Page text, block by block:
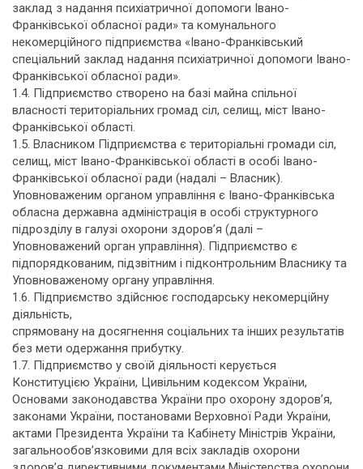
заклад з надання психіатричної допомоги Івано-
Франківської обласної ради» та комунального
некомерційного підприємства «Івано-Франківський
спеціальний заклад надання психіатричної допомоги Івано-
Франківської обласної ради».
1.4. Підприємство створено на базі майна спільної
власності територіальних громад сіл, селищ, міст Івано-
Франківської області.
1.5. Власником Підприємства є територіальні громади сіл,
селищ, міст Івано-Франківської області в особі Івано-
Франківської обласної ради (надалі – Власник).
Уповноваженим органом управління є Івано-Франківська
обласна державна адміністрація в особі структурного
підрозділу в галузі охорони здоров’я (далі –
Уповноважений орган управління). Підприємство є
підпорядкованим, підзвітним і підконтрольним Власнику та
Уповноваженому органу управління.
1.6. Підприємство здійснює господарську некомерційну
діяльність,
спрямовану на досягнення соціальних та інших результатів
без мети одержання прибутку.
1.7. Підприємство у своїй діяльності керується
Конституцією України, Цивільним кодексом України,
Основами законодавства України про охорону здоров’я,
законами України, постановами Верховної Ради України,
актами Президента України та Кабінету Міністрів України,
загальнообов’язковими для всіх закладів охорони